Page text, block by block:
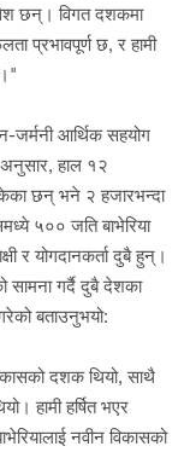
छन्। विगत दशकमा
प्रभावपूर्ण छ, र हामी
जर्मनी आर्थिक सहयोग
अनुसार, हाल १२
छन् भने २ हजारभन्दा
५०० जति बाभेरिया
र योगदानकर्ता दुबै हुन्।
सामना गर्दै दुबै देशका
बताउनुभयो:
दशक थियो, साथै
हामी हर्षित भएर
नवीन विकासको